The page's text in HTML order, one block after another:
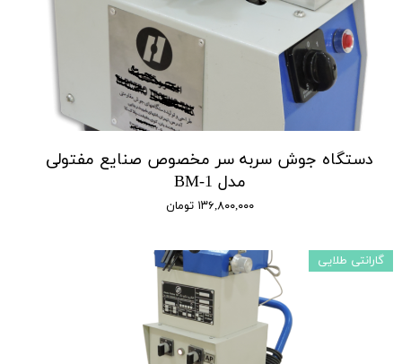
دستگاه جوش سربه سر مخصوص صنایع مفتولی
مدل BM-1
۱۳۶,۸۰۰,۰۰۰ تومان
گارانتی طلایی